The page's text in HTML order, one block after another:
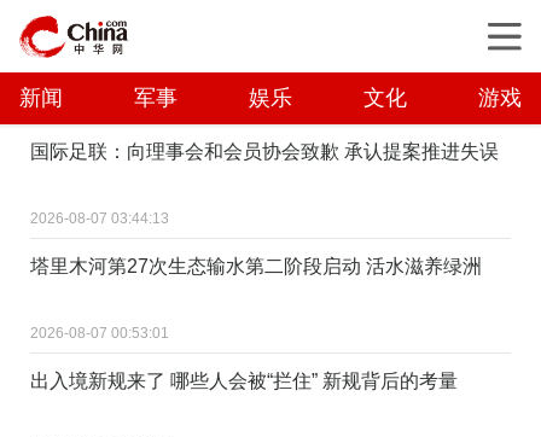
新闻 军事 娱乐 文化 游戏
国际足联：向理事会和会员协会致歉 承认提案推进失误
2026-08-07 03:44:13
塔里木河第27次生态输水第二阶段启动 活水滋养绿洲
2026-08-07 00:53:01
出入境新规来了 哪些人会被“拦住” 新规背后的考量